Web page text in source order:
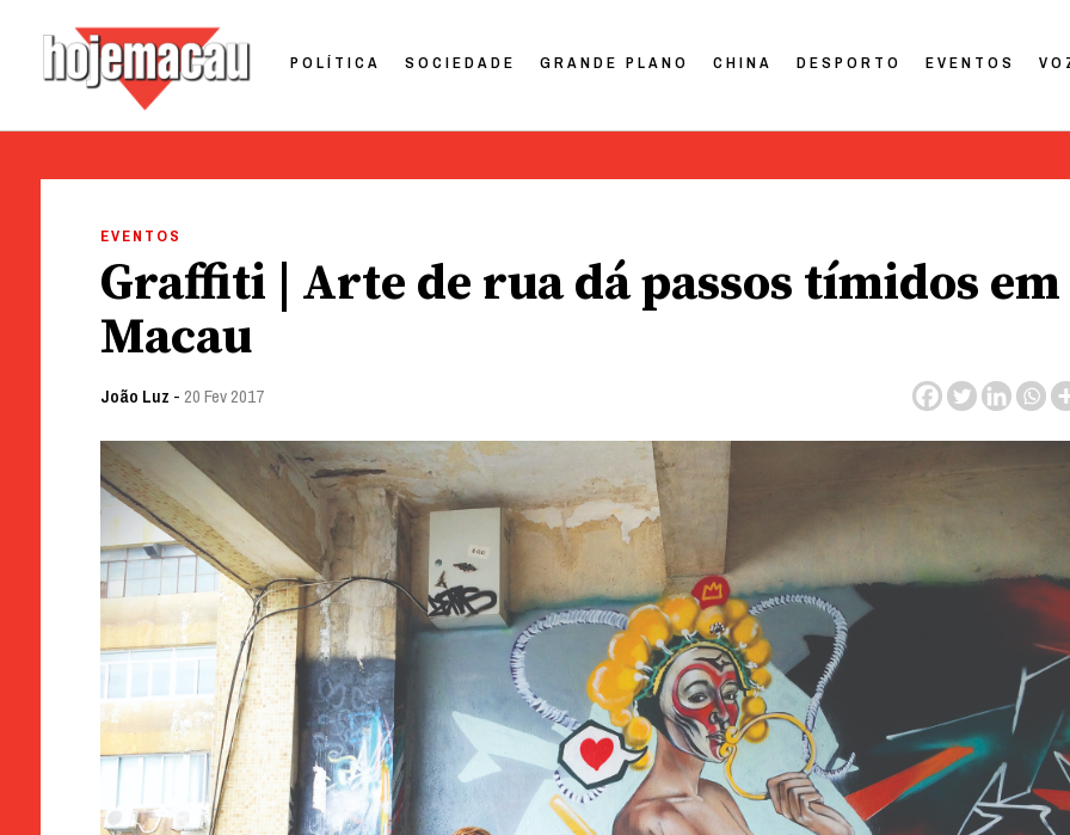
POLÍTICA SOCIEDADE GRANDE PLANO CHINA DESPORTO EVENTOS
EVENTOS
Graffiti | Arte de rua dá passos tímidos em
Macau
João Luz - 20 Fev 2017